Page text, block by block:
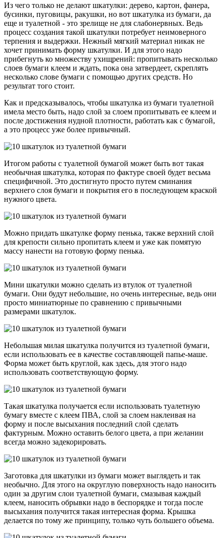
Из чего только не делают шкатулки: дерево, картон, фанера,
бусинки, пуговицы, ракушки, но вот шкатулка из бумаги, да
еще и туалетной - это зрелище не для слабонервных. Ведь
процесс создания такой шкатулки потребует неимоверного
терпения и выдержки. Нежный мягкий материал никак не
хочет принимать форму шкатулки. И для этого надо
прибегнуть ко множеству ухищрений: пропитывать несколько
слоев бумаги клеем и ждать, пока она затвердеет, скреплять
несколько слове бумаги с помощью других средств. Но
результат того стоит.
Как и предсказывалось, чтобы шкатулка из бумаги туалетной
имела место быть, надо слой за слоем пропитывать ее клеем и
после достижения нудной плотности, работать как с бумагой,
а это процесс уже более привычный.
Итогом работы с туалетной бумагой может быть вот такая
необычная шкатулка, которая по фактуре своей будет весьма
специфичной. Это достигнуто просто путем сминания
верхнего слоя бумаги и покрытия его в последующем краской
нужного цвета.
Можно придать шкатулке форму пенька, также верхний слой
для крепости сильно пропитать клеем и уже как помятую
массу нанести на готовую форму пенька.
Мини шкатулки можно сделать из втулок от туалетной
бумаги. Они будут небольшие, но очень интересные, ведь они
просто миниатюрные по сравнению с привычными
размерами шкатулок.
Небольшая милая шкатулка получится из туалетной бумаги,
если использовать ее в качестве составляющей папье-маше.
Форма может быть круглой, как здесь, для этого надо
использовать соответствующую форму.
Такая шкатулка получается если использовать туалетную
бумагу вместе с клеем ПВА, слой за слоем наклеивая на
форму и после высыхания последний слой сделать
фактурным. Можно оставить белого цвета, а при желании
всегда можно задекорировать.
Заготовка для шкатулки из бумаги может выглядеть и так
необычно. Для этого на округлую поверхность надо наносить
один за другим слои туалетной бумаги, смазывая каждый
клеем, наносить обрывки надо в беспорядке и тогда после
высыхания получится такая интересная форма. Крышка
делается по тому же принципу, только чуть большего объема.